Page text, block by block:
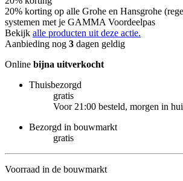
20% korting op alle Grohe en Hansgrohe
systemen met je GAMMA Voordeelpas
Bekijk alle producten uit deze actie.
Aanbieding nog 3 dagen geldig
Online bijna uitverkocht
Thuisbezorgd
gratis
Voor 21:00 besteld, morgen in
Bezorgd in bouwmarkt
gratis
Voorraad in de bouwmarkt